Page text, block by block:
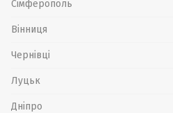
Сімферополь
Вінниця
Чернівці
Луцьк
Дніпро